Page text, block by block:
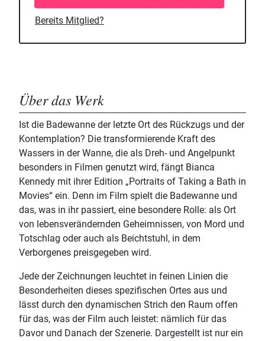
Bereits Mitglied?
Über das Werk
Ist die Badewanne der letzte Ort des Rückzugs und der
Kontemplation? Die transformierende Kraft des
Wassers in der Wanne, die als Dreh- und Angelpunkt
besonders in Filmen genutzt wird, fängt Bianca
Kennedy mit ihrer Edition „Portraits of Taking a Bath in
Movies“ ein. Denn im Film spielt die Badewanne und
das, was in ihr passiert, eine besondere Rolle: als Ort
von lebensverändernden Geheimnissen, von Mord und
Totschlag oder auch als Beichtstuhl, in dem
Verborgenes preisgegeben wird.
Jede der Zeichnungen leuchtet in feinen Linien die
Besonderheiten dieses spezifischen Ortes aus und
lässt durch den dynamischen Strich den Raum offen
für das, was der Film auch leistet: nämlich für das
Davor und Danach der Szenerie. Dargestellt ist nur ein